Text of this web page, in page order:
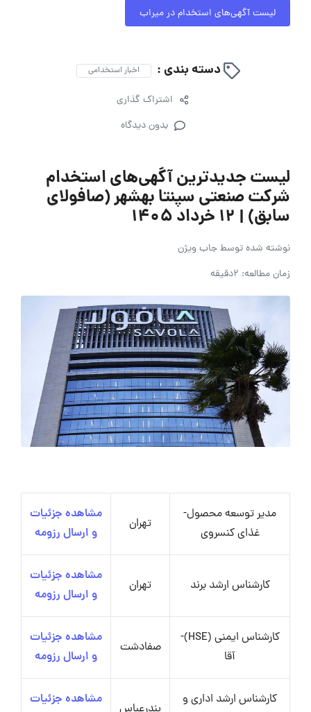
لیست آگهی‌های استخدام در میراب
دسته بندی : اخبار استخدامی
اشتراک گذاری
بدون دیدگاه
لیست جدیدترین آگهی‌های استخدام
شرکت صنعتی سپنتا بهشهر (صافولای
سابق) | ۱۲ خرداد ۱۴۰۵
نوشته شده توسطجاب ویژن
زمان مطالعه: 2دقیقه
مدیر توسعه محصول-
غذای کنسروی
تهران
مشاهده جزئیات
و ارسال رزومه
کارشناس ارشد برند تهران
مشاهده جزئیات
و ارسال رزومه
کارشناس ایمنی (HSE)-
آقا
صفادشت
مشاهده جزئیات
و ارسال رزومه
کارشناس ارشد اداری و
مشاهده جزئیات